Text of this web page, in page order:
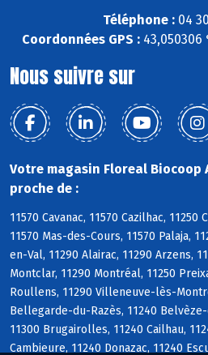
Téléphone :04
Coordonnées GPS : 43,050306
Nous suivre sur
Votre magasin Floreal Biocoop
proche de :
11570 Cavanac, 11570 Cazilhac, 11250
11570 Mas-des-Cours, 11570 Palaja,
en-Val, 11290 Alairac, 11290 Arzens,
Montclar, 11290 Montréal, 11250
Roullens, 11290 Villeneuve-lès-
Bellegarde-du-Razès, 11240
11300 Brugairolles, 11240 Cailhau,
Cambieure, 11240 Donazac, 11240